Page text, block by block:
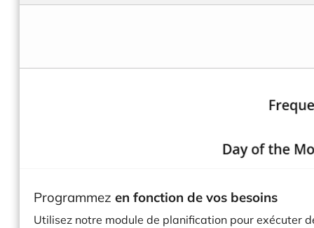
Programmez en fonction de vos besoins
Utilisez notre module de planification pour exécuter